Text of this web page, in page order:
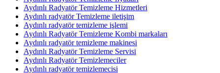
Aydınlı Radyatör Temizleme Hizmetleri
Aydınlı radyatör Temizleme iletişim
Aydınlı radyatör temizleme işlemi
Aydınlı Radyatör Temizleme Kombi markaları
Aydınlı radyatör temizleme makinesi
Aydınlı Radyatör Temizleme Servisi
Aydınlı Radyatör Temizlemeciler
Aydınlı radyatör temizlemecisi